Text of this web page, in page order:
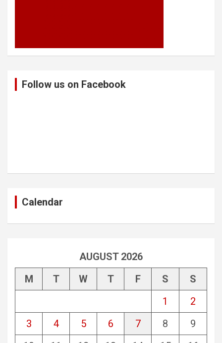
Follow us on Facebook
Calendar
AUGUST 2026
M
T W T F S
S
1
2
3
4 5 6 7 8
9